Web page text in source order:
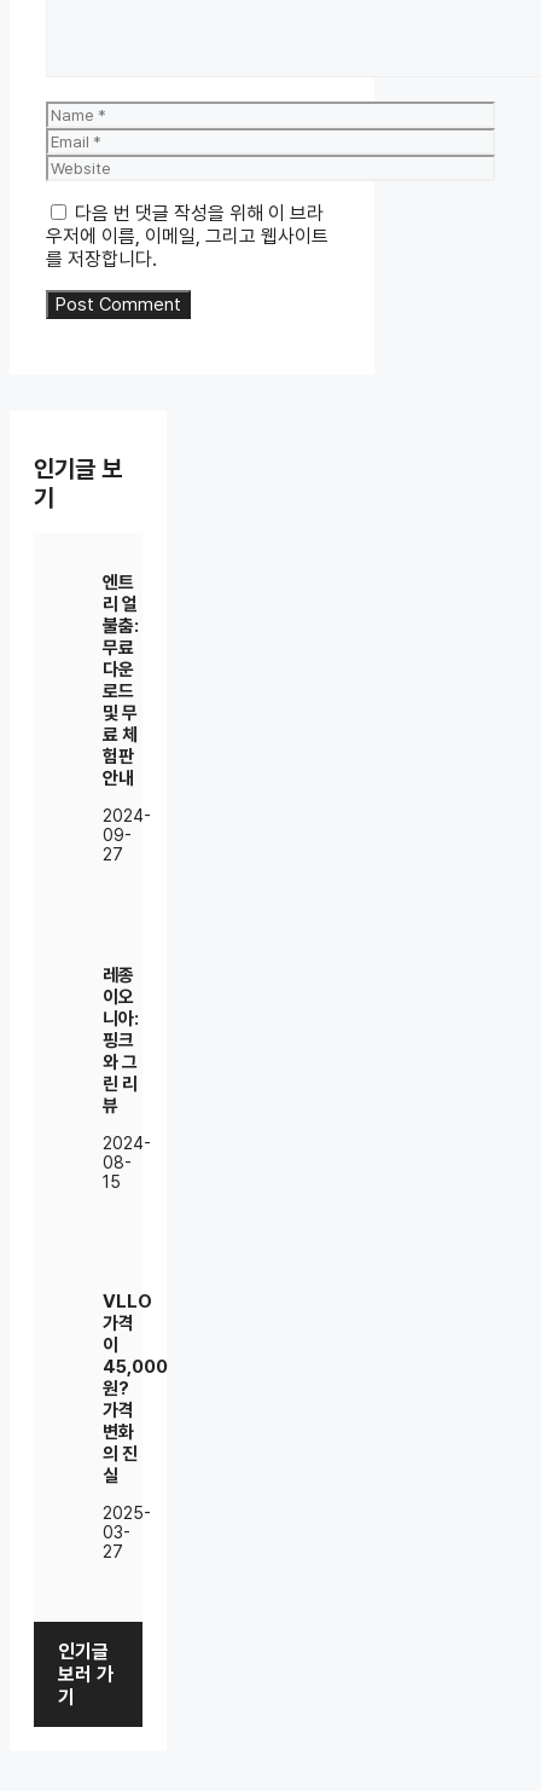
Name
Email
Website
다음 번 댓글 작성을 위해 이 브라
우저에 이름, 이메일, 그리고 웹사이트
를 저장합니다.
인기글 보
기
엔트
리 얼
불춤:
무료
다운
로드
및 무
료 체
험판
안내
2024-
09-
27
레종
이오
니아:
핑크
와 그
린 리
뷰
2024-
08-
15
VLLO
가격
이
45,000
원?
가격
변화
의 진
실
2025-
03-
27
인기글
보러 가
기